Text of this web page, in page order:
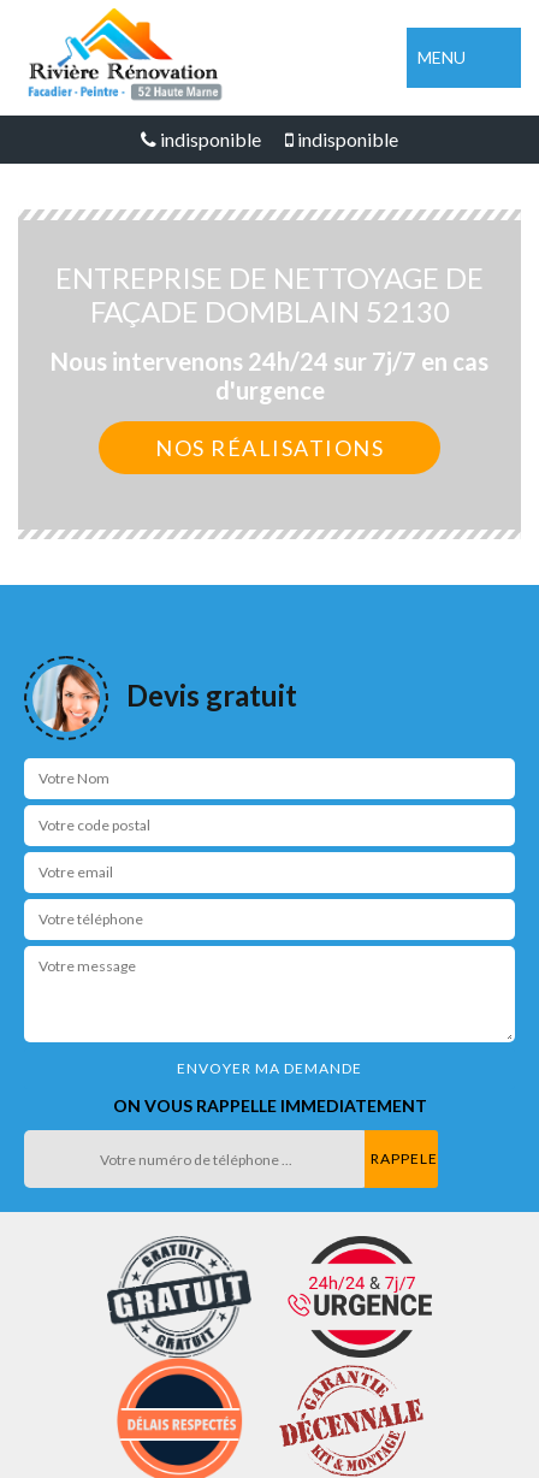
MENU
indisponible indisponible
ENTREPRISE DE NETTOYAGE DE
FAÇADE DOMBLAIN 52130
Nous intervenons 24h/24 sur 7j/7 en cas
d'urgence
NOS RÉALISATIONS
Devis gratuit
ON VOUS RAPPELLE IMMEDIATEMENT